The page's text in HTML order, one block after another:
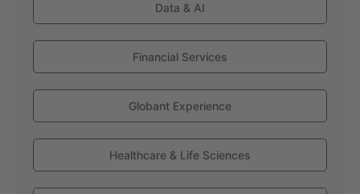
Data & AI
Financial Services
Globant Experience
Healthcare & Life Sciences